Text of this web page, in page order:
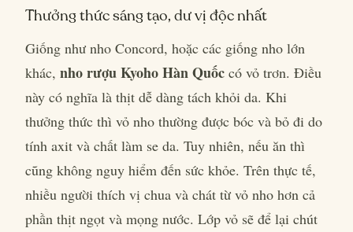
Thưởng thức sáng tạo, dư vị độc nhất
Giống như nho Concord, hoặc các giống nho lớn
khác, nho rượu Kyoho Hàn Quốc có vỏ trơn. Điều
này có nghĩa là thịt dễ dàng tách khỏi da. Khi
thưởng thức thì vỏ nho thường được bóc và bỏ đi do
tính axit và chất làm se da. Tuy nhiên, nếu ăn thì
cũng không nguy hiểm đến sức khỏe. Trên thực tế,
nhiều người thích vị chua và chát từ vỏ nho hơn cả
phần thịt ngọt và mọng nước. Lớp vỏ sẽ để lại chút